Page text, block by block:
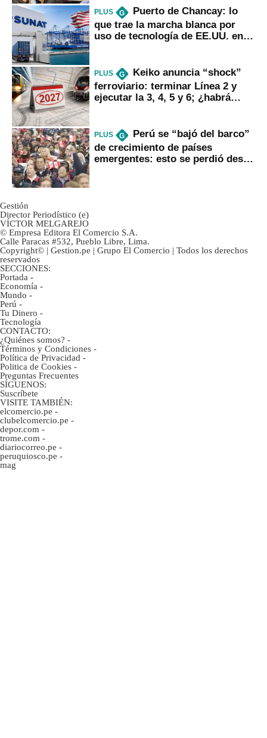
PLUS G
Puerto de Chancay: lo
que trae la marcha blanca por
uso de tecnología de EE.UU. en
PLUS G
Keiko anuncia “shock”
ferroviario: terminar Línea 2 y
ejecutar la 3, 4, 5 y 6; ¿habrá
PLUS G
Perú se “bajó del barco”
de crecimiento de países
emergentes: esto se perdió desde
Gestión
Director Periodístico (e)
VÍCTOR MELGAREJO
© Empresa Editora El Comercio S.A.
Calle Paracas #532, Pueblo Libre, Lima.
Copyright© | Gestion.pe | Grupo El Comercio | Todos los derechos
reservados
SECCIONES:
Portada -
Economía -
Mundo -
Perú -
Tu Dinero -
Tecnología
CONTACTO:
¿Quiénes somos? -
Términos y Condiciones -
Política de Privacidad -
Politica de Cookies -
Preguntas Frecuentes
SÍGUENOS:
Suscríbete
VISITE TAMBIÉN:
elcomercio.pe -
clubelcomercio.pe -
depor.com -
trome.com -
diariocorreo.pe -
peruquiosco.pe -
mag